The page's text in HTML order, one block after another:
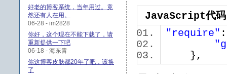
JavaScript代码
"require"
},
好老的博客系统，当年用过。竟
然还有人在用。
06-28 - im2828
你好，这个现在不能下载了，请
重新提供一下吧
06-18 - 海东青
你这博客皮肤都20年了吧，该换
了